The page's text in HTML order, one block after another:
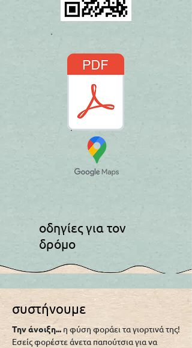
οδηγίες για τον
δρόμο
συστήνουμε​
​Την άνοιξη...η φύση φοράει τα γιορτινά της!
Εσείς φορέστε άνετα παπούτσια για να